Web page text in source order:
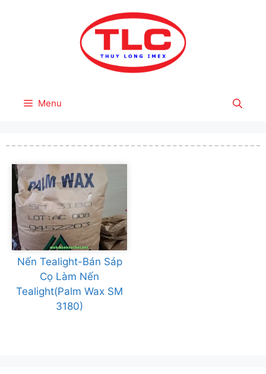
Menu
Nến Tealight-Bán Sáp
Cọ Làm Nến
Tealight(Palm Wax SM
3180)